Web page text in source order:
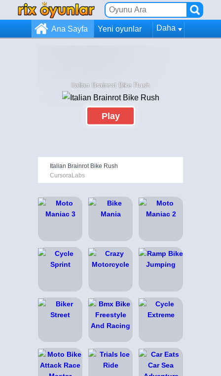
Ana Sayfa Yeni oyunlar Daha
Italian Brainrot Bike Rush
Play
Italian Brainrot Bike Rush
CursoraLabs